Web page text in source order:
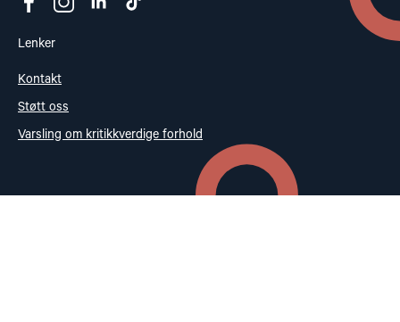
Lenker
Kontakt
Støtt oss
Varsling om kritikkverdige forhold